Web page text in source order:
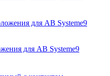
для АВ Systeme9